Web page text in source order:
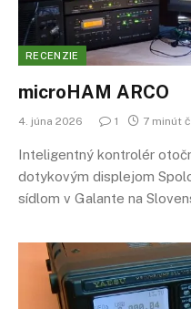
RECENZIE
microHAM ARCO
4. júna 2026 1 7 minút
Inteligentný kontrolér
dotykovým displejom
sídlom v Galante na